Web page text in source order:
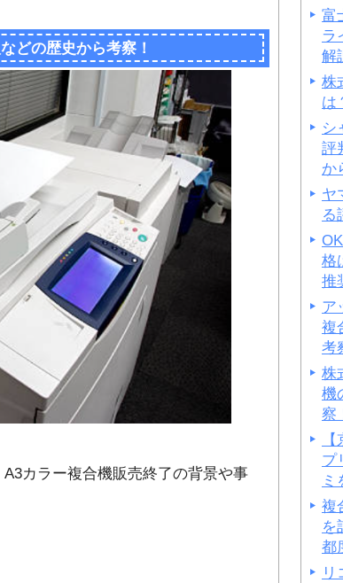
どの歴史から考察！
カラー複合機販売終了の背景や事
富
ラ
解
株
は
シ
評
か
ヤ
る
格
推
ア
複
考
株
機
察
プ
ミ
複
を
都
リ